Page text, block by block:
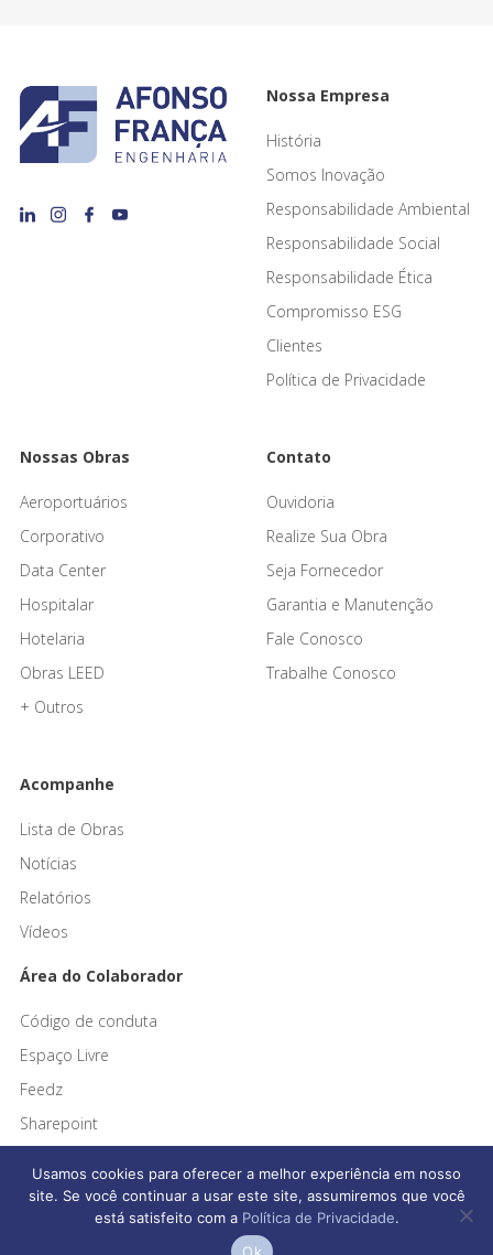
Nossa Empresa
História
Somos Inovação
Responsabilidade Ambiental
Responsabilidade Social
Responsabilidade Ética
Compromisso ESG
Clientes
Política de Privacidade
Nossas Obras
Aeroportuários
Corporativo
Data Center
Hospitalar
Hotelaria
Obras LEED
+ Outros
Contato
Ouvidoria
Realize Sua Obra
Seja Fornecedor
Garantia e Manutenção
Fale Conosco
Trabalhe Conosco
Acompanhe
Lista de Obras
Notícias
Relatórios
Vídeos
Área do Colaborador
Código de conduta
Espaço Livre
Feedz
Sharepoint
Afonso França Engenharia © 2026 Todos os direitos reservados
Usamos cookies para oferecer a melhor experiência em nosso
site. Se você continuar a usar este site, assumiremos que você
está satisfeito com a Política de Privacidade.
Ok